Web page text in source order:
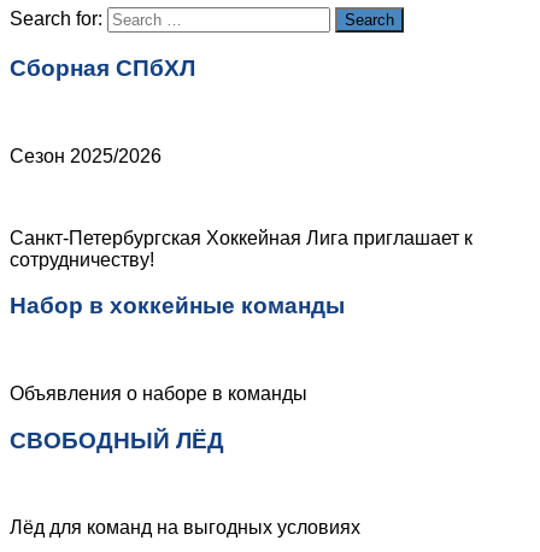
Search for: Search
Сборная СПбХЛ
Сезон 2025/2026
Санкт-Петербургская Хоккейная Лига приглашает к
сотрудничеству!
Набор в хоккейные команды
Объявления о наборе в команды
СВОБОДНЫЙ ЛЁД
Лёд для команд на выгодных условиях